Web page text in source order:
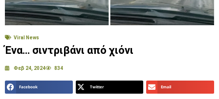
Viral News
Ένα… σιντριβάνι από χιόνι
Φεβ 24, 2024 834
Facebook Twitter Email